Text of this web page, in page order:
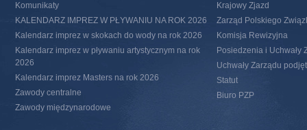
Komunikaty
KALENDARZ IMPREZ W PŁYWANIU NA ROK 2026
Kalendarz imprez w skokach do wody na rok 2026
Kalendarz imprez w pływaniu artystycznym na rok
2026
Kalendarz imprez Masters na rok 2026
Zawody centralne
Zawody międzynarodowe
Krajowy Zjazd
Zarząd Polskiego
Komisja Rewizyjna
Posiedzenia i Uchwały
Uchwały Zarządu
Statut
Biuro PZP